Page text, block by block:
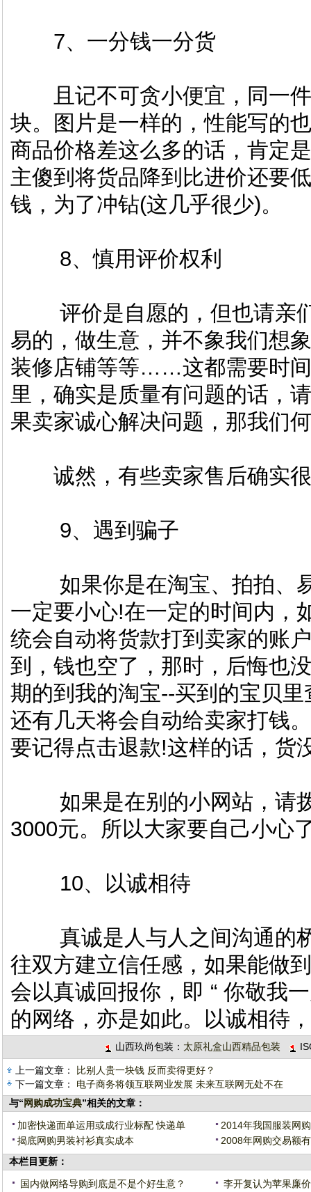
7、一分钱一分货
且记不可贪小便宜，同一件
块。图片是一样的，性能写的
商品价格差这么多的话，肯定
主傻到将货品降到比进价还要
钱，为了冲钻(这几乎很少)。
8、慎用评价权利
评价是自愿的，但也请亲们
易的，做生意，并不象我们想
装修店铺等等……这都需要时
里，确实是质量有问题的话，
果卖家诚心解决问题，那我们
诚然，有些卖家售后确实
9、遇到骗子
如果你是在淘宝、拍拍、易
一定要小心!在一定的时间内，
统会自动将货款打到卖家的账
到，钱也空了，那时，后悔也
期的到我的淘宝--买到的宝贝
还有几天将会自动给卖家打钱
要记得点击退款!这样的话，
如果是在别的小网站，请拨
3000元。所以大家要自己小心
10、以诚相待
真诚是人与人之间沟通的桥
往双方建立信任感，如果能做
会以真诚回报你，即 “ 你敬我
的网络，亦是如此。以诚相待
山西玖尚包装： 太原礼盒山西精品包装
上一篇文章：
比别人贵一块钱 反而卖得更好？
下一篇文章： 电子商务将领互联网业发展 未来互联网无处不在
与“网购成功宝典”相关的文章：
加密快递面单运用或成行业标配 快递单
2014年我国服装网
揭底网购男装衬衫真实成本
2008年网购交易额
本栏目更新：
国内做网络导购到底是不是个好生意？
李开复认为苹果廉